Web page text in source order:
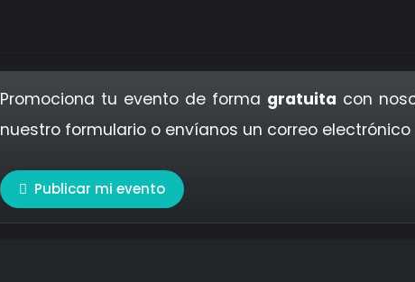
Promociona tu evento de forma gratuita con
nuestro formulario o envíanos un correo electrónico
Publicar mi evento